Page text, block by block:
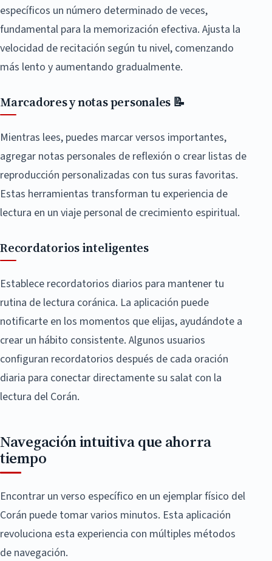
específicos un número determinado de veces,
fundamental para la memorización efectiva. Ajusta la
velocidad de recitación según tu nivel, comenzando
más lento y aumentando gradualmente.
Marcadores y notas personales 📝
Mientras lees, puedes marcar versos importantes,
agregar notas personales de reflexión o crear listas de
reproducción personalizadas con tus suras favoritas.
Estas herramientas transforman tu experiencia de
lectura en un viaje personal de crecimiento espiritual.
Recordatorios inteligentes
Establece recordatorios diarios para mantener tu
rutina de lectura coránica. La aplicación puede
notificarte en los momentos que elijas, ayudándote a
crear un hábito consistente. Algunos usuarios
configuran recordatorios después de cada oración
diaria para conectar directamente su salat con la
lectura del Corán.
Navegación intuitiva que ahorra
tiempo
Encontrar un verso específico en un ejemplar físico del
Corán puede tomar varios minutos. Esta aplicación
revoluciona esta experiencia con múltiples métodos
de navegación.